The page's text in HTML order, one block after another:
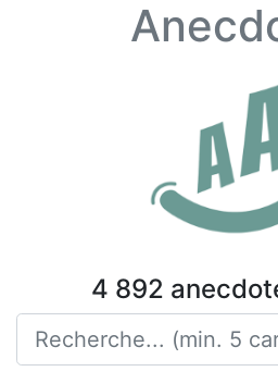
4 892